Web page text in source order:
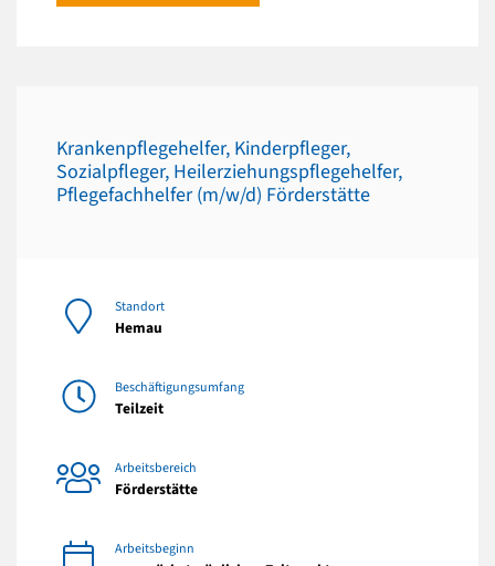
Krankenpflegehelfer, Kinderpfleger,
Sozialpfleger, Heilerziehungspflegehelfer,
Pflegefachhelfer (m/w/d) Förderstätte
Standort
Hemau
Beschäftigungsumfang
Teilzeit
Arbeitsbereich
Förderstätte
Arbeitsbeginn